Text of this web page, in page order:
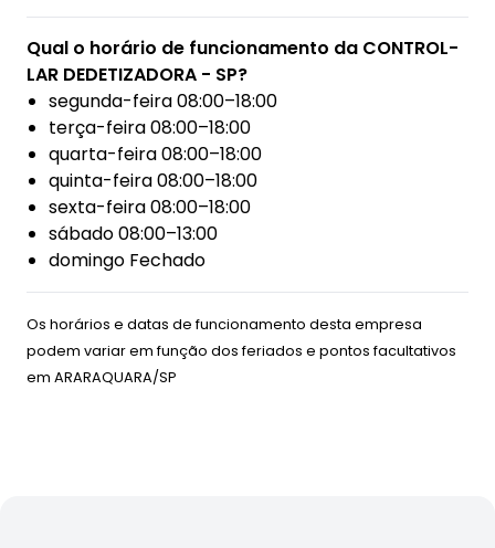
Qual o horário de funcionamento da CONTROL-
LAR DEDETIZADORA - SP?
segunda-feira 08:00–18:00
terça-feira 08:00–18:00
quarta-feira 08:00–18:00
quinta-feira 08:00–18:00
sexta-feira 08:00–18:00
sábado 08:00–13:00
domingo Fechado
Os horários e datas de funcionamento desta empresa
podem variar em função dos feriados e pontos facultativos
em ARARAQUARA/SP